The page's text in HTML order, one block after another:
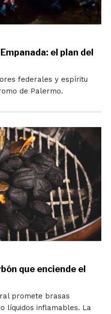
el plan del
federales y espíritu
de Palermo.
que enciende el
promete brasas
líquidos inflamables. La